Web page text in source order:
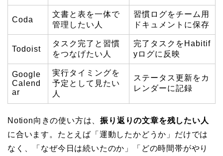
Coda
文書と表を一体で
管理したい人
習慣ログをチーム用
ドキュメントに保存
Todoist
タスク完了と習慣
をつなげたい人
完了タスクをHabitif
yログに反映
Google
Calend
ar
実行タイミングを
予定として見たい
人
ステータス更新をカ
レンダーに記録
Notion向きの使い方は、振り返りの文章を残したい人
に合います。たとえば「運動したかどうか」だけでは
なく、「なぜ今日は続いたのか」「どの時間帯がやり